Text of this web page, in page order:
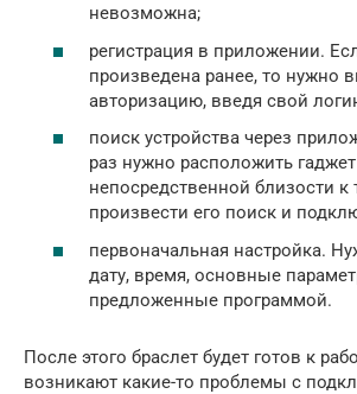
невозможна;
регистрация в приложении.
произведена ранее, то нужно
авторизацию, введя свой
поиск устройства через
раз нужно расположить
непосредственной близости к
произвести его поиск и
первоначальная настройка.
дату, время, основные
предложенные программой.
После этого браслет будет готов к
возникают какие-то проблемы с